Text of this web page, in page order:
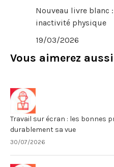
Nouveau livre blanc
inactivité physique
19/03/2026
Vous aimerez
Travail sur écran : les bonnes
durablement sa vue
30/07/2026